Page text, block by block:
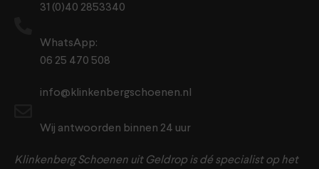
31 (0)40 2853340
WhatsApp:
06 25 470 508
info@klinkenbergschoenen.nl
Wij antwoorden binnen 24 uur
Klinkenberg Schoenen uit Geldrop is dé specialist op het